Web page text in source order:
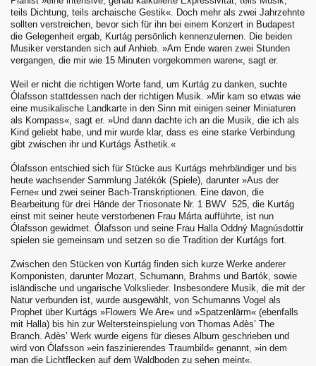
teils Dichtung, teils archaische Gestik«. Doch mehr als zwei Jahrzehnte
sollten verstreichen, bevor sich für ihn bei einem Konzert in Budapest
die Gelegenheit ergab, Kurtág persönlich kennenzulernen. Die beiden
Musiker verstanden sich auf Anhieb. »Am Ende waren zwei Stunden
vergangen, die mir wie 15 Minuten vorgekommen waren«, sagt er.
Weil er nicht die richtigen Worte fand, um Kurtág zu danken, suchte
Ólafsson stattdessen nach der richtigen Musik. »Mir kam so etwas wie
eine musikalische Landkarte in den Sinn mit einigen seiner Miniaturen
als Kompass«, sagt er. »Und dann dachte ich an die Musik, die ich als
Kind geliebt habe, und mir wurde klar, dass es eine starke Verbindung
gibt zwischen ihr und Kurtágs Ästhetik.«
Ólafsson entschied sich für Stücke aus Kurtágs mehrbändiger und bis
heute wachsender Sammlung Jatékók (Spiele), darunter »Aus der
Ferne« und zwei seiner Bach-Transkriptionen. Eine davon, die
Bearbeitung für drei Hände der Triosonate Nr. 1 BWV 525, die Kurtág
einst mit seiner heute verstorbenen Frau Márta aufführte, ist nun
Ólafsson gewidmet. Ólafsson und seine Frau Halla Oddný Magnúsdottir
spielen sie gemeinsam und setzen so die Tradition der Kurtágs fort.
Zwischen den Stücken von Kurtág finden sich kurze Werke anderer
Komponisten, darunter Mozart, Schumann, Brahms und Bartók, sowie
isländische und ungarische Volkslieder. Insbesondere Musik, die mit der
Natur verbunden ist, wurde ausgewählt, von Schumanns Vogel als
Prophet über Kurtágs »Flowers We Are« und »Spatzenlärm« (ebenfalls
mit Halla) bis hin zur Weltersteinspielung von Thomas Adès’ The
Branch. Adès’ Werk wurde eigens für dieses Album geschrieben und
wird von Ólafsson »ein faszinierendes Traumbild« genannt, »in dem
man die Lichtflecken auf dem Waldboden zu sehen meint«.